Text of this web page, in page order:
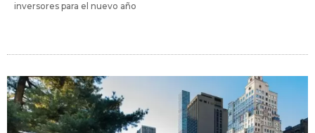
inversores para el nuevo año